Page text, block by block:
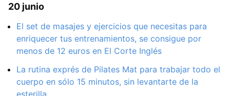
20 junio
El set de masajes y ejercicios que necesitas para
enriquecer tus entrenamientos, se consigue por
menos de 12 euros en El Corte Inglés
La rutina exprés de Pilates Mat para trabajar todo el
cuerpo en sólo 15 minutos, sin levantarte de la
esterilla